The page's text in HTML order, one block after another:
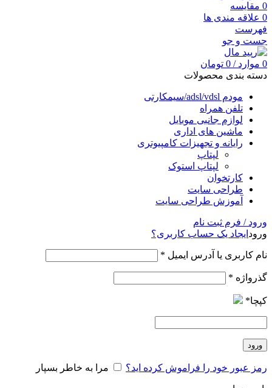
0 مقایسه
0 علاقه مندی ها
فهرست
جست و جو
0 موارد /
0 تومان
دسته بندی محصولات
مودم adsl/vdsl/سیمکارتی
تلفن همراه
لوازم جانبی موبایل
ماشین های اداری
رایانه و تجهیزات کامپیوتری
لپتاپ
لپتاپ استوک
کارتخوان
طراحی سایت
آموزش طراحی سایت
ورود / فرم ثبت نام
ورود ایجاد یک حساب کاربری؟
نام کاربری یا آدرس ایمیل *
گذرواژه *
کپچا*
ورود
رمز عبور خود را فراموش کرده اید؟ مرا به خاطر بسپار